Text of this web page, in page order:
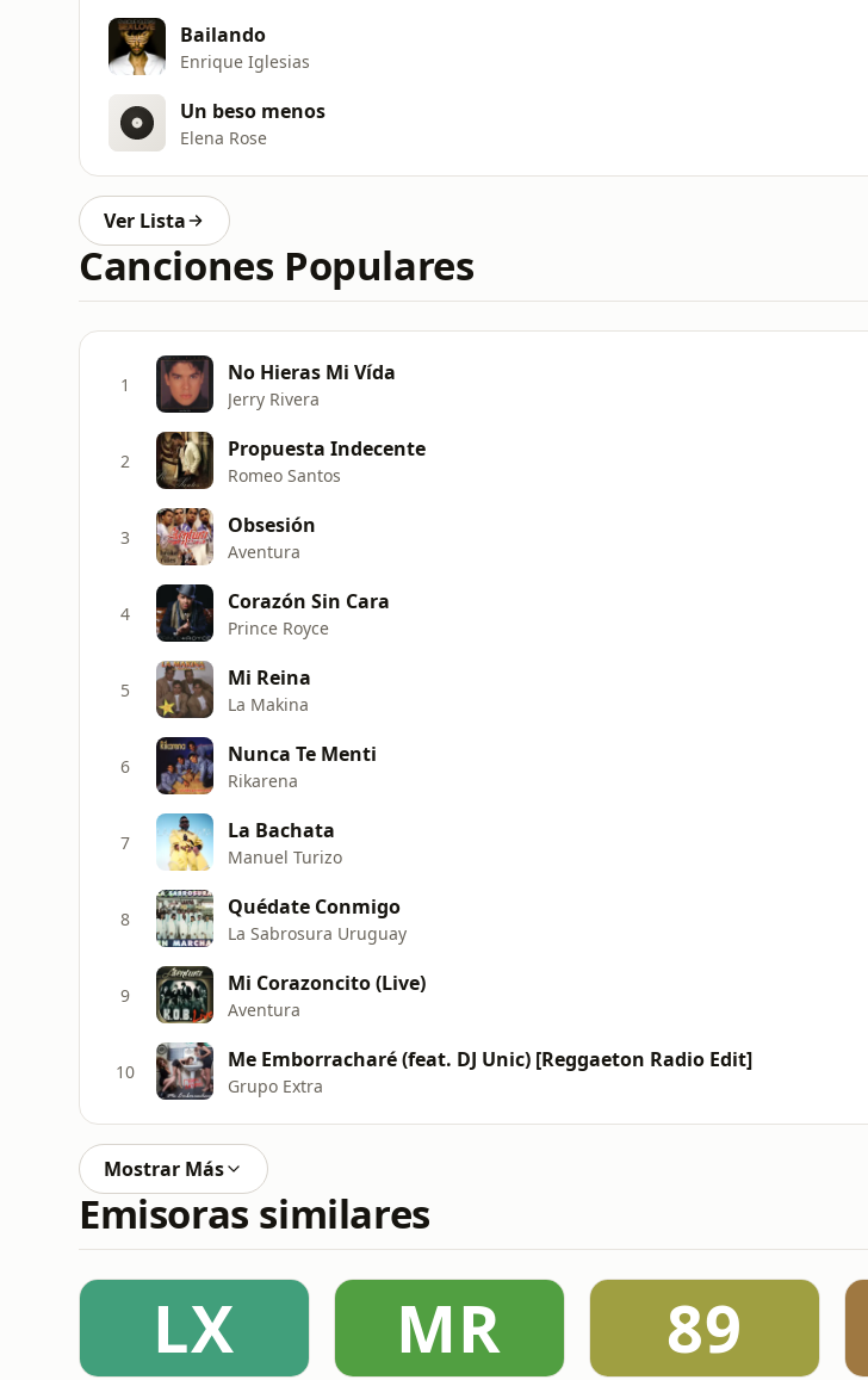
Bailando
Enrique Iglesias
Un beso menos
Elena Rose
Ver Lista
Canciones Populares
1 No Hieras Mi Vída
Jerry Rivera
2 Propuesta Indecente
Romeo Santos
3 Obsesión
Aventura
4 Corazón Sin Cara
Prince Royce
5 Mi Reina
La Makina
6 Nunca Te Menti
Rikarena
7 La Bachata
Manuel Turizo
8 Quédate Conmigo
La Sabrosura Uruguay
9 Mi Corazoncito (Live)
Aventura
10 Me Emborracharé (feat. DJ Unic) [Reggaeton Radio Edit]
Grupo Extra
Mostrar Más
Emisoras similares
LX MR 89